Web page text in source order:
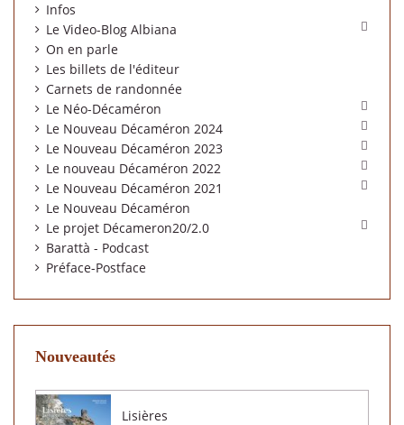
Infos
Le Video-Blog Albiana

On en parle
Les billets de l'éditeur
Carnets de randonnée
Le Néo-Décaméron

Le Nouveau Décaméron 2024 
Le Nouveau Décaméron 2023 
Le nouveau Décaméron 2022 
Le Nouveau Décaméron 2021 
Le Nouveau Décaméron
Le projet Décameron20/2.0

Barattà - Podcast
Préface-Postface
Nouveautés
Lisières